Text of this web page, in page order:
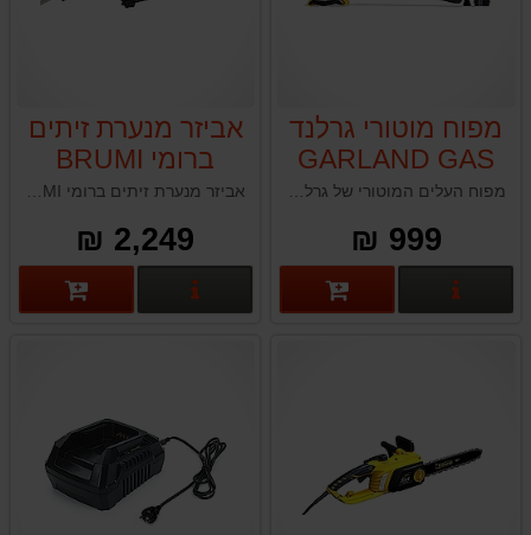
מפוח מוטורי גרלנד
GARLAND GAS
500 G-V18
999 ₪
פרטים נוספים
אביזר מנערת זיתים
ברומי BRUMI
2,249 ₪
פרטים נוספים